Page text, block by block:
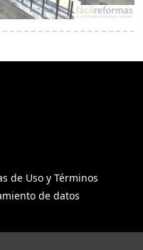
de Uso y Términos
de datos